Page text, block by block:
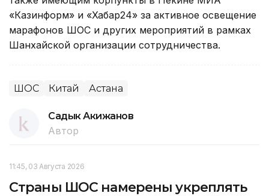
«Казинформ» и «Хабар24» за активное освещение
марафонов ШОС и других мероприятий в рамках
Шанхайской организации сотрудничества.
ШОС Китай Астана
Садык Акижанов
Автор
11:45, 03 Августа 2026
Страны ШОС намерены укреплять